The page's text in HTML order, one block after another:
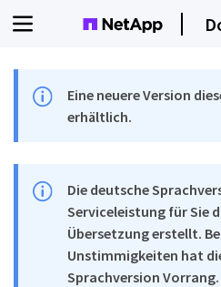
Eine neuere Version
erhältlich.
Die deutsche
Serviceleistung für Sie
Übersetzung erstellt.
Unstimmigkeiten hat
Sprachversion Vorrang.